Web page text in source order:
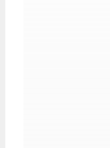
//4.从链表
for
//5.如果头结点
if (e
K
if ((k =
if